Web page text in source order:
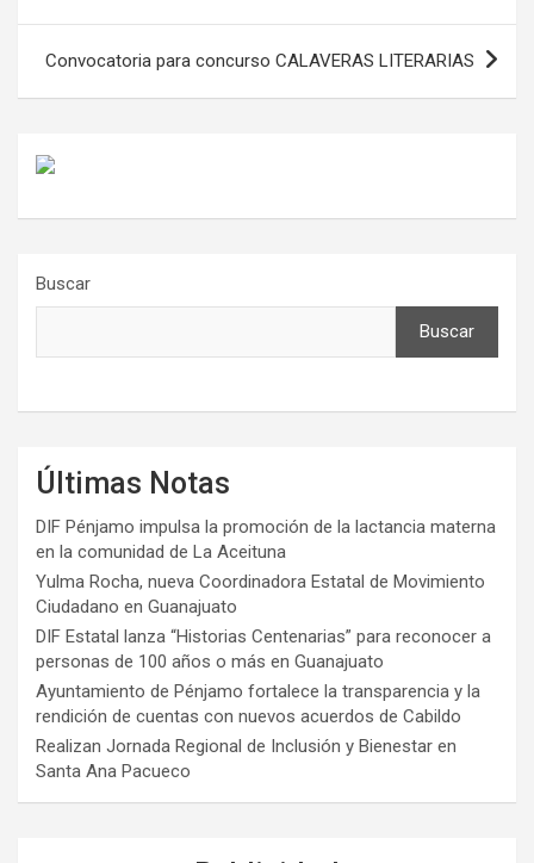
entradas
Convocatoria para concurso CALAVERAS LITERARIAS
Buscar
Buscar
Últimas Notas
DIF Pénjamo impulsa la promoción de la lactancia materna
en la comunidad de La Aceituna
Yulma Rocha, nueva Coordinadora Estatal de Movimiento
Ciudadano en Guanajuato
DIF Estatal lanza “Historias Centenarias” para reconocer a
personas de 100 años o más en Guanajuato
Ayuntamiento de Pénjamo fortalece la transparencia y la
rendición de cuentas con nuevos acuerdos de Cabildo
Realizan Jornada Regional de Inclusión y Bienestar en
Santa Ana Pacueco